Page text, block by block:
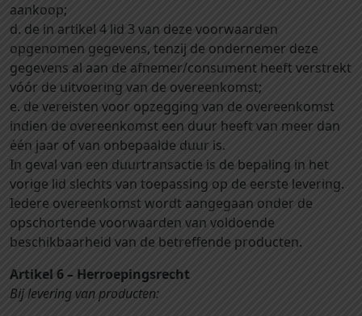
aankoop;
d. de in artikel 4 lid 3 van deze voorwaarden
opgenomen gegevens, tenzij de ondernemer deze
gegevens al aan de afnemer/consument heeft verstrekt
vóór de uitvoering van de overeenkomst;
e. de vereisten voor opzegging van de overeenkomst
indien de overeenkomst een duur heeft van meer dan
één jaar of van onbepaalde duur is.
In geval van een duurtransactie is de bepaling in het
vorige lid slechts van toepassing op de eerste levering.
Iedere overeenkomst wordt aangegaan onder de
opschortende voorwaarden van voldoende
beschikbaarheid van de betreffende producten.
Artikel 6 – Herroepingsrecht
Bij levering van producten: